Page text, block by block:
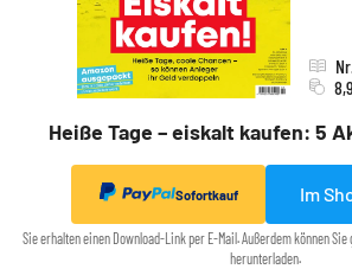
Heiße Tage – eiskalt kaufen: 5
Sofortkauf Im
Sie erhalten einen Download-Link per E-Mail. Außerdem können
herunterladen.